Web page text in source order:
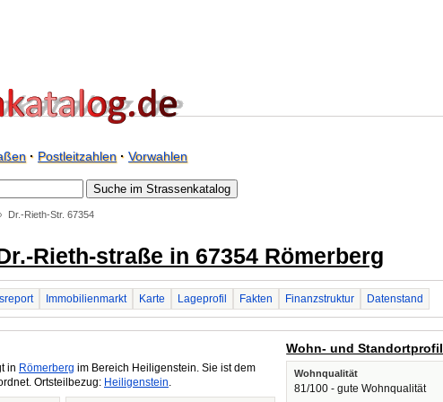
· Postleitzahlen· Vorwahlen
Dr.-Rieth-Str. 67354
Rieth-straße in 67354 Römerberg
Immobilienmarkt Karte Lageprofil Fakten Finanzstruktur Datenstand
in Römerberg im Bereich Heiligenstein. Sie ist dem
Ortsteilbezug: Heiligenstein.
Wohn- und Standortprofil
Wohnqualität
81/100 - gute Wohnqualität